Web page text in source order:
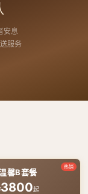
安息
服务
热销
馨B套餐
3800起